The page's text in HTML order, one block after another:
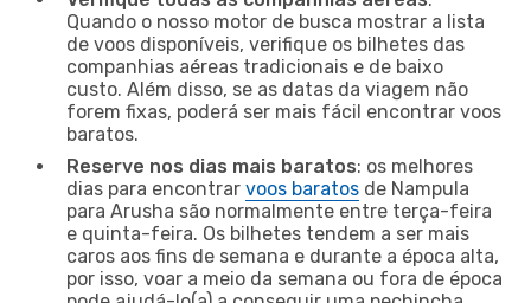
Quando o nosso motor de busca mostrar a lista
de voos disponíveis, verifique os bilhetes das
companhias aéreas tradicionais e de baixo
custo. Além disso, se as datas da viagem não
forem fixas, poderá ser mais fácil encontrar voos
baratos.
Reserve nos dias mais baratos: os melhores
dias para encontrar voos baratos de Nampula
para Arusha são normalmente entre terça-feira
e quinta-feira. Os bilhetes tendem a ser mais
caros aos fins de semana e durante a época alta,
por isso, voar a meio da semana ou fora de época